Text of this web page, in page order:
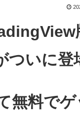
ついに登
無料でゲ